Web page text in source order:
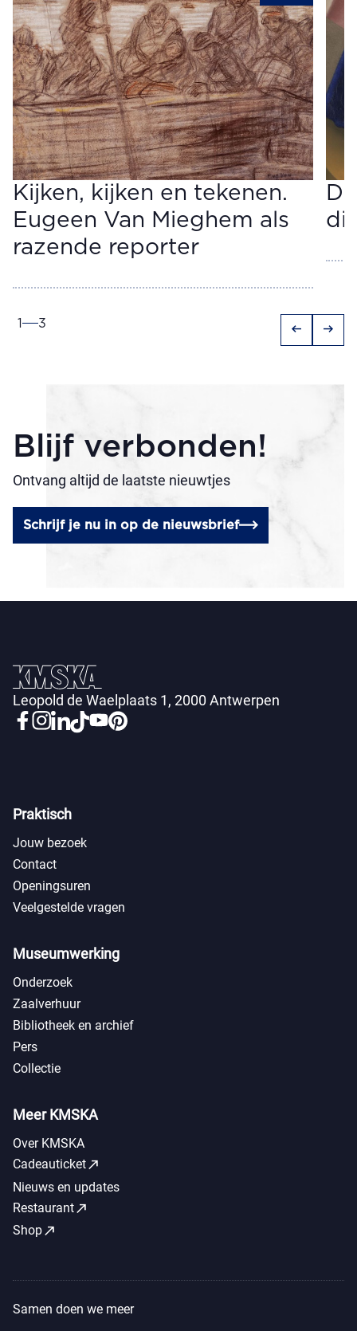
Kijken, kijken en tekenen.
Eugeen Van Mieghem als
razende reporter
1 3 arrow_left_alt arrow_right_alt
Blijf verbonden!
Ontvang altijd de laatste nieuwtjes
Schrijf je nu in op de nieuwsbrief
Leopold de Waelplaats 1, 2000 Antwerpen
Praktisch
Jouw bezoek
Contact
Openingsuren
Veelgestelde vragen
Museumwerking
Onderzoek
Zaalverhuur
Bibliotheek en archief
Pers
Collectie
Meer KMSKA
Over KMSKA
Cadeauticketcall_made
Nieuws en updates
Restaurantcall_made
Shopcall_made
Samen doen we meer